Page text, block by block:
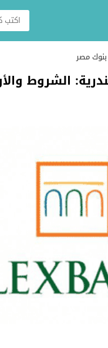
بنوك مصر
الشروط